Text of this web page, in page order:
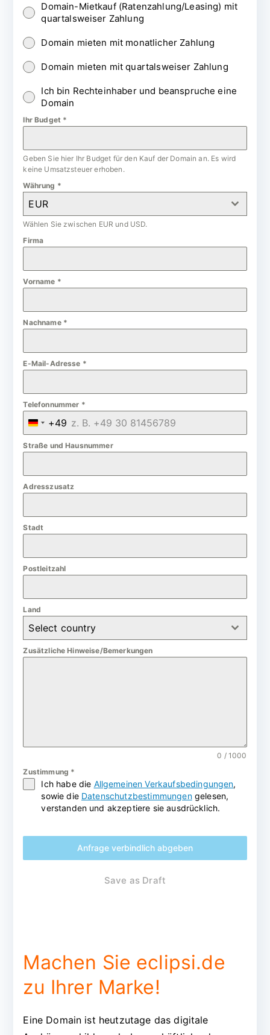
Domain-Mietkauf (Ratenzahlung/Leasing) mit
quartalsweiser Zahlung
Domain mieten mit monatlicher Zahlung
Domain mieten mit quartalsweiser Zahlung
Ich bin Rechteinhaber und beanspruche eine
Domain
Ihr Budget *
Geben Sie hier Ihr Budget für den Kauf der Domain an. Es wird
keine Umsatzsteuer erhoben.
Währung *
EUR
Wählen Sie zwischen EUR und USD.
Firma
Vorname *
Nachname *
E-Mail-Adresse *
Telefonnummer *
G
e
m
a
y
+49
Straße und Hausnummer
Adresszusatz
Stadt
Postleitzahl
Land
Select country
Zusätzliche Hinweise/Bemerkungen
0 / 1000
Zustimmung *
Ich habe die Allgemeinen Verkaufsbedingungen,
sowie die Datenschutzbestimmungengelesen,
verstanden und akzeptiere sie ausdrücklich.
Anfrage verbindlich abgeben
Save as Draft
Machen Sie eclipsi.de
zu Ihrer Marke!
Eine Domain ist heutzutage das digitale